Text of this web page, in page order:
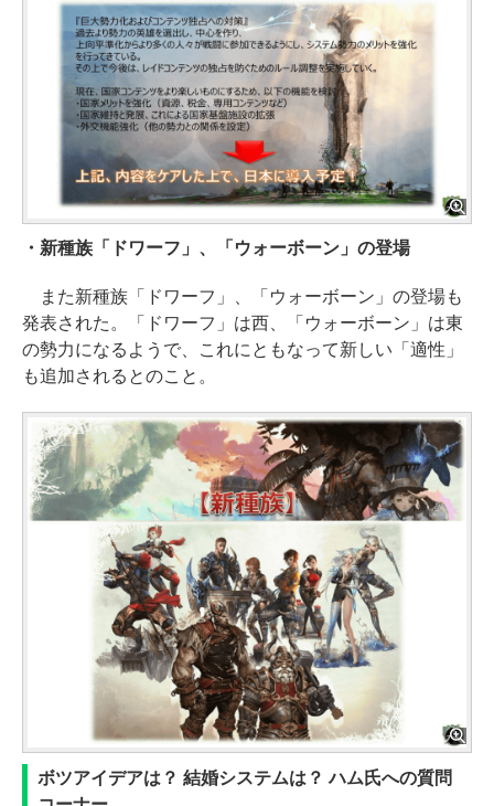
・新種族「ドワーフ」、「ウォーボーン」の登場
また新種族「ドワーフ」、「ウォーボーン」の登場も
発表された。「ドワーフ」は西、「ウォーボーン」は東
の勢力になるようで、これにともなって新しい「適性」
も追加されるとのこと。
ボツアイデアは？ 結婚システムは？ ハム氏への質問